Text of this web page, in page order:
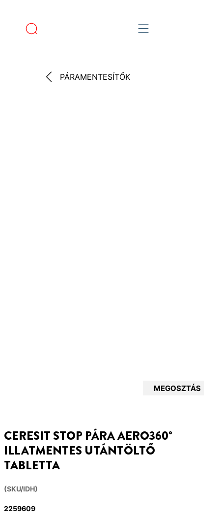
PÁRAMENTESÍTŐK
MEGOSZTÁS
CERESIT STOP PÁRA AERO360°
ILLATMENTES UTÁNTÖLTŐ
TABLETTA
(SKU/IDH)
2259609